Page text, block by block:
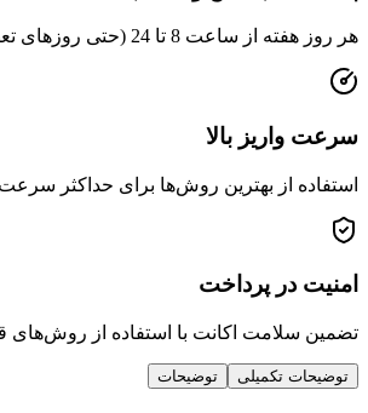
هر روز هفته از ساعت 8 تا 24 (حتی روزهای تعطیل)
سرعت واریز بالا
استفاده از بهترین روش‌ها برای حداکثر سرعت
امنیت در پرداخت
تضمین سلامت اکانت با استفاده از روش‌های
توضیحات تکمیلی توضیحات